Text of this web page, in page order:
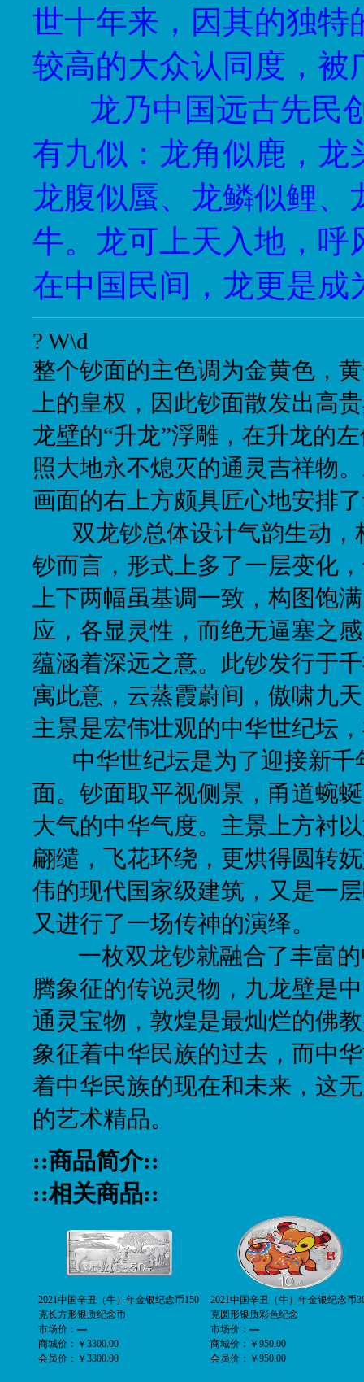
世十年来，因其的独特
较高的大众认同度，被
龙乃中国远古先民
有九似：龙角似鹿，龙
龙腹似蜃、龙鳞似鲤
牛。龙可上天入地，呼
在中国民间，龙更是成
? W\d
整个钞面的主色调为金黄色，
上的皇权，因此钞面散发出高
龙壁的“升龙”浮雕，在升龙的
照大地永不熄灭的通灵吉祥物
画面的右上方颇具匠心地安排
双龙钞总体设计气韵生动
钞而言，形式上多了一层变化
上下两幅虽基调一致，构图饱
应，各显灵性，而绝无逼塞之
蕴涵着深远之意。此钞发行于
寓此意，云蒸霞蔚间，傲啸九
主景是宏伟壮观的中华世纪坛
中华世纪坛是为了迎接新
面。钞面取平视侧景，甬道蜿
大气的中华气度。主景上方衬
翩缱，飞花环绕，更烘得圆转
伟的现代国家级建筑，又是一
又进行了一场传神的演绎。
一枚双龙钞就融合了丰富
腾象征的传说灵物，九龙壁是
通灵宝物，敦煌是最灿烂的佛
象征着中华民族的过去，而中
着中华民族的现在和未来，这
的艺术精品。
::商品简介::
::相关商品::
2021中国辛丑（牛）年金银纪念币150
克长方形银质纪念币
市场价： —
商城价： ￥3300.00
会员价： ￥3300.00
2021中国辛丑（牛）年金银纪念币
克圆形银质彩色纪念
市场价： —
商城价： ￥950.00
会员价： ￥950.00